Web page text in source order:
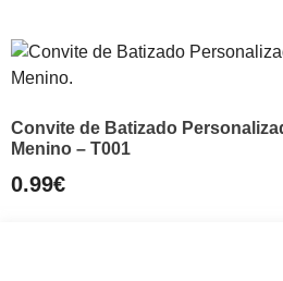
Convite de Batizado
Menino – T001
0.99€